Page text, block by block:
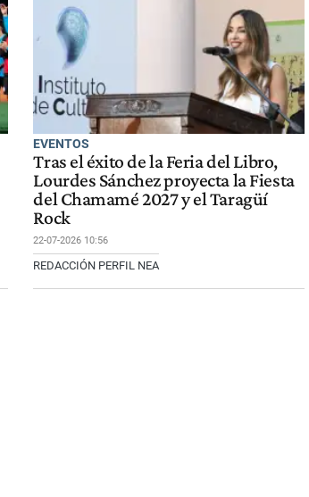
EVENTOS
Tras el éxito de la Feria del Libro,
Lourdes Sánchez proyecta la Fiesta
del Chamamé 2027 y el Taragüí
Rock
22-07-2026 10:56
REDACCIÓN PERFIL NEA